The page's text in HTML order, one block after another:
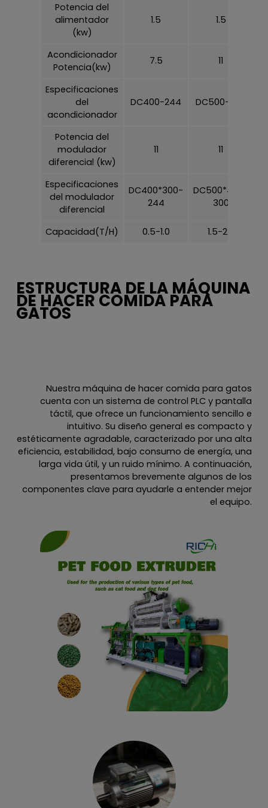
Potencia del
alimentador
(kw)
1.5 1.5
Acondicionador
Potencia(kw)
7.5 11
Especificaciones
del
acondicionador
DC400-244 DC500-244
Potencia del
modulador
diferencial (kw)
11 11
Especificaciones
del modulador
diferencial
DC400*300-
244
DC500*400-
300
Capacidad(T/H) 0.5-1.0 1.5-2.0
ESTRUCTURA DE LA MÁQUINA
DE HACER COMIDA PARA
GATOS
Nuestra máquina de hacer comida para gatos
cuenta con un sistema de control PLC y pantalla
táctil, que ofrece un funcionamiento sencillo e
intuitivo. Su diseño general es compacto y
estéticamente agradable, caracterizado por una alta
eficiencia, estabilidad, bajo consumo de energía, una
larga vida útil, y un ruido mínimo. A continuación,
presentamos brevemente algunos de los
componentes clave para ayudarle a entender mejor
el equipo.